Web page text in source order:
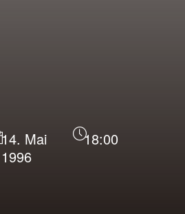
14. Mai
1996
18:00